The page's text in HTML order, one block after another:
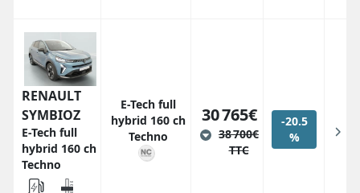
RENAULT
SYMBIOZ
E-Tech full
hybrid 160 ch
Techno
E-Tech full
hybrid 160 ch
Techno
30 765€
38 700€
TTC
-20.5
%